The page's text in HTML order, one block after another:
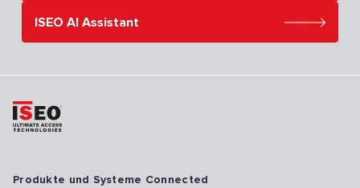
ISEO AI Assistant
Produkte und Systeme Connected